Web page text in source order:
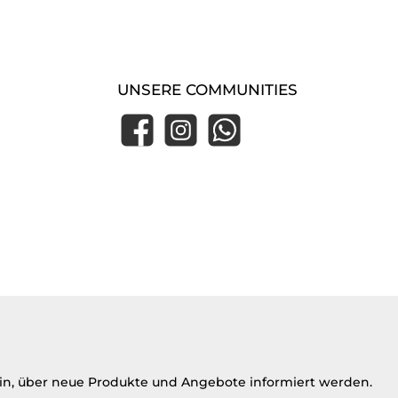
UNSERE COMMUNITIES
FacebookInstagramWhatsApp
über neue Produkte und Angebote informiert werden.